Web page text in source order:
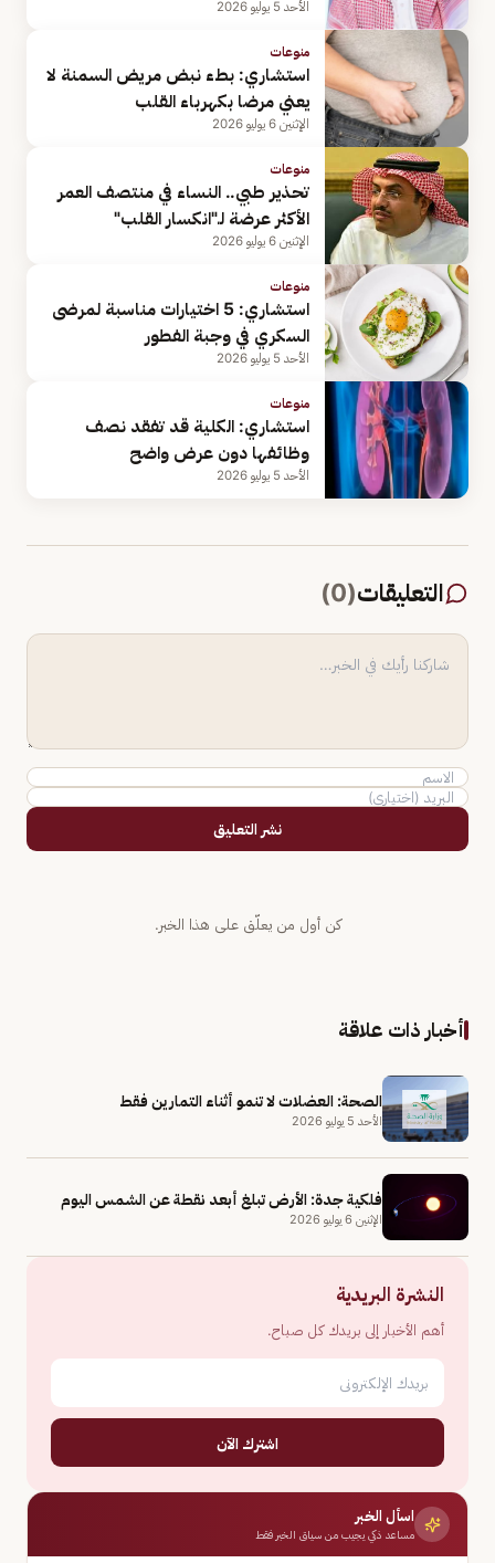
الأحد 5 يوليو 2026
منوعات
استشاري: بطء نبض مريض السمنة لا
يعني مرضا بكهرباء القلب
الإثنين 6 يوليو 2026
منوعات
تحذير طبي.. النساء في منتصف العمر
الأكثر عرضة لـ"انكسار القلب"
الإثنين 6 يوليو 2026
منوعات
استشاري: 5 اختيارات مناسبة لمرضى
السكري في وجبة الفطور
الأحد 5 يوليو 2026
منوعات
استشاري: الكلية قد تفقد نصف
وظائفها دون عرض واضح
الأحد 5 يوليو 2026
التعليقات(
0
)
نشر التعليق
كن أول من يعلّق على هذا الخبر.
أخبار ذات علاقة
الصحة: العضلات لا تنمو أثناء التمارين فقط
الأحد 5 يوليو 2026
فلكية جدة: الأرض تبلغ أبعد نقطة عن الشمس اليوم
الإثنين 6 يوليو 2026
النشرة البريدية
أهم الأخبار إلى بريدك كل صباح.
اشترك الآن
اسأل الخبر
مساعد ذكي يجيب من سياق الخبر فقط